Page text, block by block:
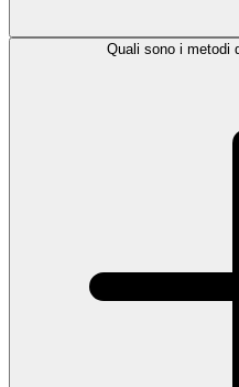
Quali sono i metodi